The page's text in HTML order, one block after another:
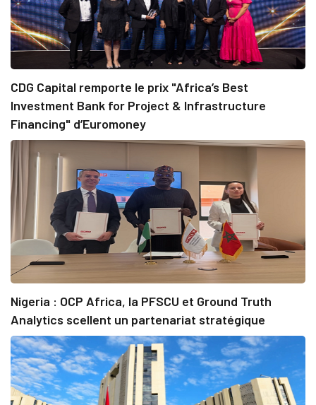
CDG Capital remporte le prix "Africa’s Best
Investment Bank for Project & Infrastructure
Financing" d’Euromoney
Nigeria : OCP Africa, la PFSCU et Ground Truth
Analytics scellent un partenariat stratégique